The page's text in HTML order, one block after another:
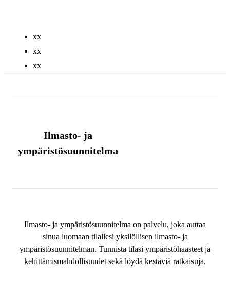
xx
xx
xx
Ilmasto- ja
ympäristösuunnitelma
Ilmasto- ja ympäristösuunnitelma on palvelu, joka auttaa
sinua luomaan tilallesi yksilöllisen ilmasto- ja
ympäristösuunnitelman. Tunnista tilasi ympäristöhaasteet ja
kehittämismahdollisuudet sekä löydä kestäviä ratkaisuja.